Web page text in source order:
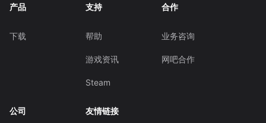
产品
下载
支持
帮助
游戏资讯
Steam
合作
业务咨询
网吧合作
公司 友情链接